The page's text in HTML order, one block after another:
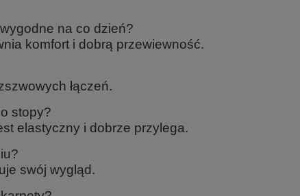
na co dzień?
komfort i dobrą przewiewność.
łączeń.
stopy?
elastyczny i dobrze przylega.
swój wygląd.